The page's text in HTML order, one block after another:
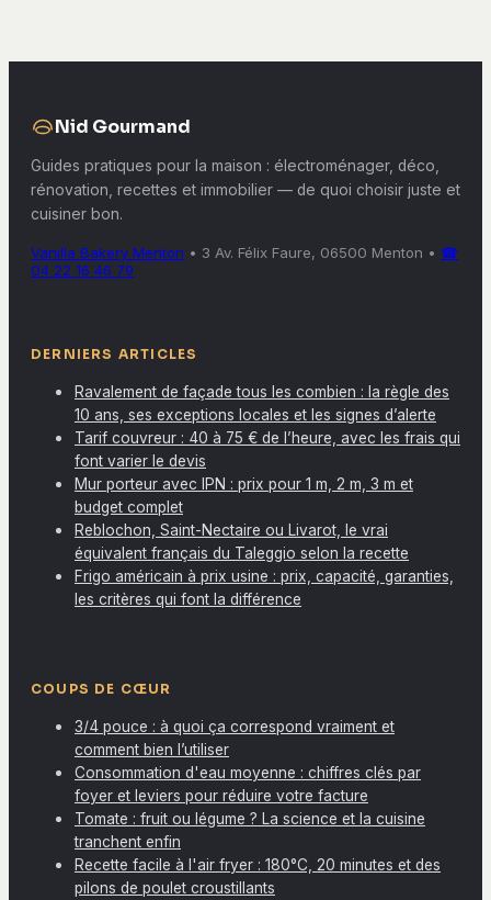
Nid Gourmand
Guides pratiques pour la maison : électroménager, déco,
rénovation, recettes et immobilier — de quoi choisir juste et
cuisiner bon.
Vanilla Bakery Menton • 3 Av. Félix Faure, 06500 Menton • ☎
04 22 16 46 79
DERNIERS ARTICLES
Ravalement de façade tous les combien : la règle des
10 ans, ses exceptions locales et les signes d’alerte
Tarif couvreur : 40 à 75 € de l’heure, avec les frais qui
font varier le devis
Mur porteur avec IPN : prix pour 1 m, 2 m, 3 m et
budget complet
Reblochon, Saint-Nectaire ou Livarot, le vrai
équivalent français du Taleggio selon la recette
Frigo américain à prix usine : prix, capacité, garanties,
les critères qui font la différence
COUPS DE CŒUR
3/4 pouce : à quoi ça correspond vraiment et
comment bien l’utiliser
Consommation d'eau moyenne : chiffres clés par
foyer et leviers pour réduire votre facture
Tomate : fruit ou légume ? La science et la cuisine
tranchent enfin
Recette facile à l'air fryer : 180°C, 20 minutes et des
pilons de poulet croustillants